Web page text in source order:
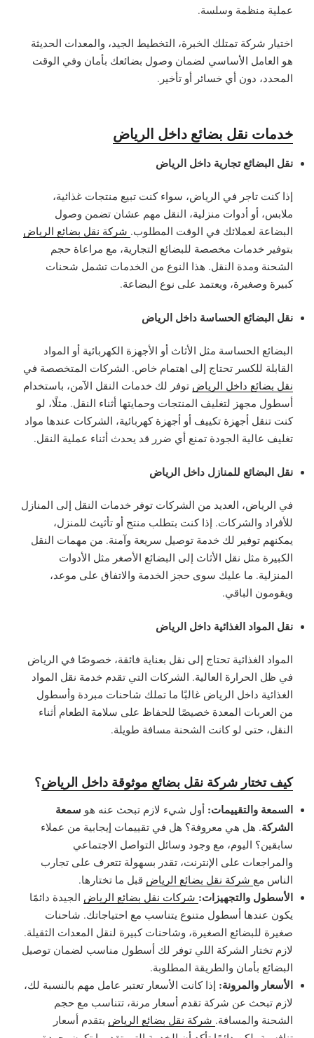
عملية منظمة وسلسة.
اختيار شركة تمتلك الخبرة، التخطيط الجيد، والمعدات الحديثة
هو العامل الأساسي لضمان وصول بضائعك بأمان وفي الوقت
المحدد، دون أي خسائر أو تأخير.
خدمات نقل بضائع داخل الرياض
نقل البضائع تجارية داخل الرياض
إذا كنت تاجر في الرياض، سواء كنت تبيع منتجات غذائية،
ملابس، أو أدوات منزلية، النقل مهم عشان تضمن وصول
البضاعة لعملائك في الوقت المطلوب. شركة نقل بضائع الرياض
بتوفير خدمات مخصصة للبضائع التجارية، مع مراعاة حجم
الشحنة ومدة النقل. هذا النوع من الخدمات تشمل شحنات
كبيرة وصغيرة، ويعتمد على نوع البضاعة.
نقل البضائع الحساسة داخل الرياض
البضائع الحساسة مثل الأثاث أو الأجهزة الكهربائية أو المواد
القابلة للكسر تحتاج إلى اهتمام خاص. الشركات المتخصصة في
نقل بضائع داخل الرياض توفر لك خدمات النقل الآمن، باستخدام
أسطول مجهز لتغليف المنتجات وحمايتها أثناء النقل. مثلًا، لو
كنت تنقل أجهزة تكييف أو أجهزة كهربائية، الشركات عندها مواد
تغليف عالية الجودة تمنع أي ضرر قد يحدث أثناء عملية النقل.
نقل البضائع للمنازل داخل الرياض
في الرياض، العديد من الشركات توفر خدمات النقل إلى المنازل
للأفراد والشركات. إذا كنت بتطلب منتج أو تأثيث للمنزل،
يمكنهم توفير لك خدمة توصيل سريعة وآمنة. من مهمات النقل
الكبيرة مثل نقل الأثاث إلى البضائع الأصغر مثل الأدوات
المنزلية. ما عليك سوى حجز الخدمة والاتفاق على موعد،
ويقومون الباقي.
نقل المواد الغذائية داخل الرياض
المواد الغذائية تحتاج إلى نقل بعناية فائقة، خصوصًا في الرياض
في ظل الحرارة العالية. الشركات التي تقدم خدمة نقل المواد
الغذائية داخل الرياض غالبًا ما تملك شاحنات مبردة وأسطول
من العربات المعدة خصيصًا للحفاظ على سلامة الطعام أثناء
النقل، حتى لو كانت الشحنة مسافة طويلة.
كيف تختار شركة نقل بضائع موثوقة داخل الرياض؟
السمعة والتقييمات: أول شيء لازم تبحث عنه هو سمعة
الشركة. هل هي معروفة؟ هل في تقييمات إيجابية من عملاء
سابقين؟ اليوم، مع وجود وسائل التواصل الاجتماعي
والمراجعات على الإنترنت، تقدر بسهولة تتعرف على تجارب
الناس مع شركة نقل بضائع الرياض قبل ما تختارها.
الأسطول والتجهيزات: شركات نقل بضائع الرياض الجيدة دائمًا
يكون عندها أسطول متنوع يتناسب مع احتياجاتك. شاحنات
صغيرة للبضائع الصغيرة، وشاحنات كبيرة لنقل المعدات الثقيلة.
لازم تختار الشركة اللي توفر لك أسطول مناسب لضمان توصيل
البضائع بأمان والطريقة المطلوبة.
الأسعار والمرونة: إذا كانت الأسعار تعتبر عامل مهم بالنسبة لك،
لازم تبحث عن شركة تقدم أسعار مرنة، تتناسب مع حجم
الشحنة والمسافة. شركة نقل بضائع الرياض بتقدم أسعار